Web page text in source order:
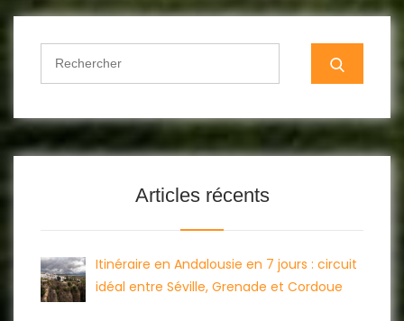
Articles récents
Itinéraire en Andalousie en 7 jours : circuit
idéal entre Séville, Grenade et Cordoue